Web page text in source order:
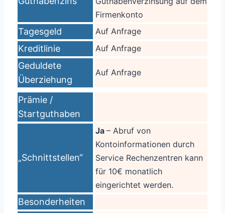
Firmenkonto
Tagesgeld Auf Anfrage
Kreditlinie Auf Anfrage
Geduldete
Überziehung
Auf Anfrage
Prämie /
Startguthaben
„Schnittstellen“
Ja – Abruf von
Kontoinformationen durch
Service Rechenzentren kann
für 10€ monatlich
eingerichtet werden.
Besonderheiten